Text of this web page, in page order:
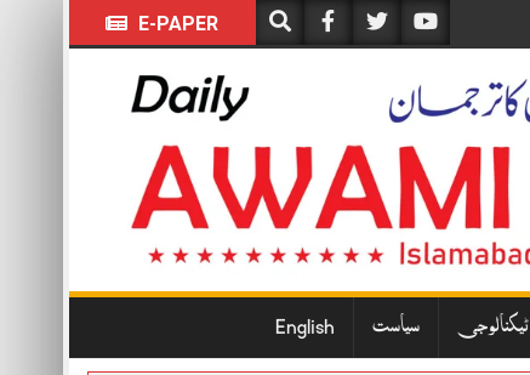
E-PAPER
ٹیکنالوجی سیاست English